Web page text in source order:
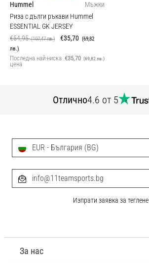
Hummel
Мъжки
Риза с дълги ръкави Hummel
ESSENTIAL GK JERSEY
€54,95(107,47 лв.) €35,70 (69,82
лв.)
Последна най-ниска
цена
€35,70 (69,82 лв.)
Отлично4.6 от 5
За нас
EUR - България (BG)
info@11teamsports.bg
Изпрати заявка за теглене